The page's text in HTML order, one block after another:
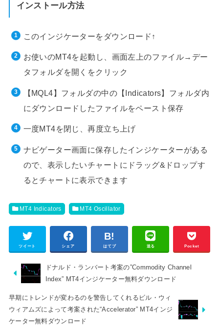
インストール方法
このインジケーターをダウンロード↑
お使いのMT4を起動し、画面左上のファイル→デー
タフォルダを開くをクリック
【MQL4】フォルダの中の【Indicators】フォルダ内
にダウンロードしたファイルをペースト保存
一度MT4を閉じ、再度立ち上げ
ナビゲーター画面に保存したインジケーターがある
ので、表示したいチャートにドラッグ&ドロップす
るとチャートに表示できます
MT4 Indicators MT4 Oscillator
ツイート シェア はてブ 送る Pocket
ドナルド・ランバート考案の”Commodity Channel
Index” MT4インジケーター無料ダウンロード
早期にトレンドが変わるのを警告してくれるビル・ウィ
ウィアムズによって考案された“Accelerator” MT4インジ
ケーター無料ダウンロード